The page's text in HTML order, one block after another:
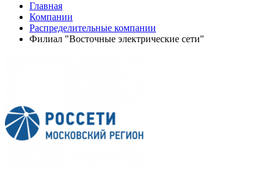
Главная
Компании
Распределительные компании
Филиал "Восточные электрические сети"